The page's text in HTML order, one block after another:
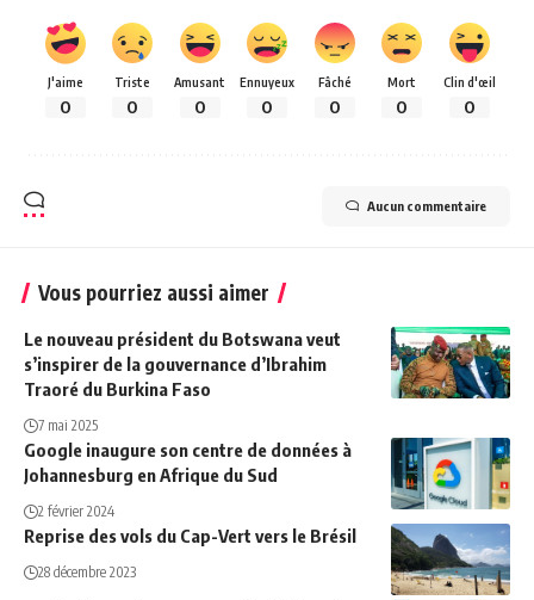
J'aime
0
Triste
0
Amusant
0
Ennuyeux
0
Fâché
0
Mort
0
Clin d'œil
0
Aucun commentaire
Vous pourriez aussi aimer
Le nouveau président du Botswana veut
s’inspirer de la gouvernance d’Ibrahim
Traoré du Burkina Faso
7 mai 2025
Google inaugure son centre de données à
Johannesburg en Afrique du Sud
2 février 2024
Reprise des vols du Cap-Vert vers le Brésil
28 décembre 2023